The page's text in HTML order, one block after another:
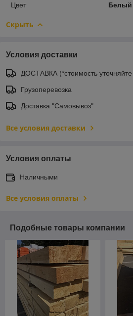
Цвет
Белый
Скрыть
Условия доставки
ДОСТАВКА (*стоимость
Грузоперевозка
Доставка "Самовывоз"
Все условия доставки
Условия оплаты
Наличными
Все условия оплаты
Подобные товары компании